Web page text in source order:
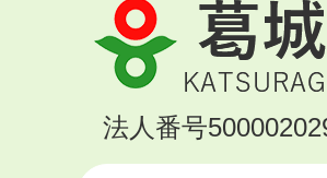
葛
城
市
KATSURAGI
法人番号